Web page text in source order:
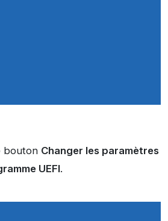
bouton Changer les paramètres
UEFI.